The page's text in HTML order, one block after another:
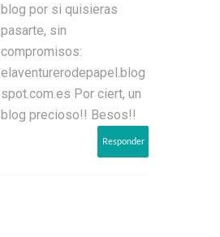
blog por si quisieras
pasarte, sin
compromisos:
elaventurerodepapel.blog
spot.com.es Por ciert, un
blog precioso!! Besos!!
Responder